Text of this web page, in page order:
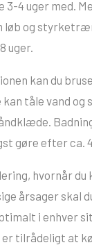
3-4 uger med.
og
uger.
kan du
tåle vand og
gøre efter ca.
hvornår du
årsager skal
i enhver
tilrådeligt at